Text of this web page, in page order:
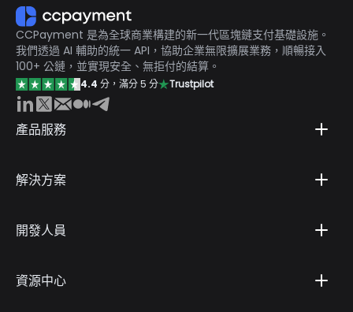
CCPayment 是為全球商業構建的新一代區塊鏈支付基礎設施。
我們透過 AI 輔助的統一 API，協助企業無限擴展業務，順暢接入
100+ 公鏈，並實現安全、無拒付的結算。
4.4 分，滿分 5 分 Trustpilot
產品服務
解決方案
開發人員
資源中心